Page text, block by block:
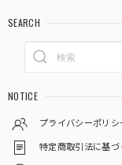
SEARCH
NOTICE
プライバシーポリシ
特定商取引法に基づ